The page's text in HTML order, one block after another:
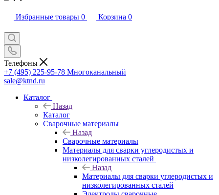
Избранные товары 0 Корзина 0
Телефоны
+7 (495) 225-95-78 Многоканальный
sale@ktnd.ru
Каталог
Назад
Каталог
Сварочные материалы
Назад
Сварочные материалы
Материалы для сварки углеродистых и
низколегированных сталей
Назад
Материалы для сварки углеродистых и
низколегированных сталей